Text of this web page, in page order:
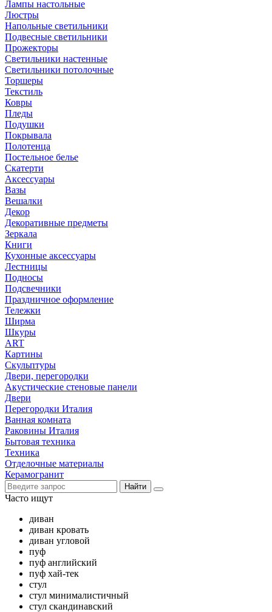
Лампы настольные
Люстры
Напольные светильники
Подвесные светильники
Прожекторы
Светильники настенные
Светильники потолочные
Торшеры
Текстиль
Ковры
Пледы
Подушки
Покрывала
Полотенца
Постельное белье
Скатерти
Аксессуары
Вазы
Вешалки
Декор
Декоративные предметы
Зеркала
Книги
Кухонные аксессуары
Лестницы
Подносы
Подсвечники
Праздничное оформление
Тележки
Ширма
Шкуры
ART
Картины
Скульптуры
Двери, перегородки
Акустические стеновые панели
Двери
Перегородки Италия
Ванная комната
Раковины Италия
Бытовая техника
Техника
Отделочные материалы
Керамогранит
Найти
Часто ищут
диван
диван кровать
диван угловой
пуф
пуф английский
пуф хай-тек
стул
стул минималистичный
стул скандинавский